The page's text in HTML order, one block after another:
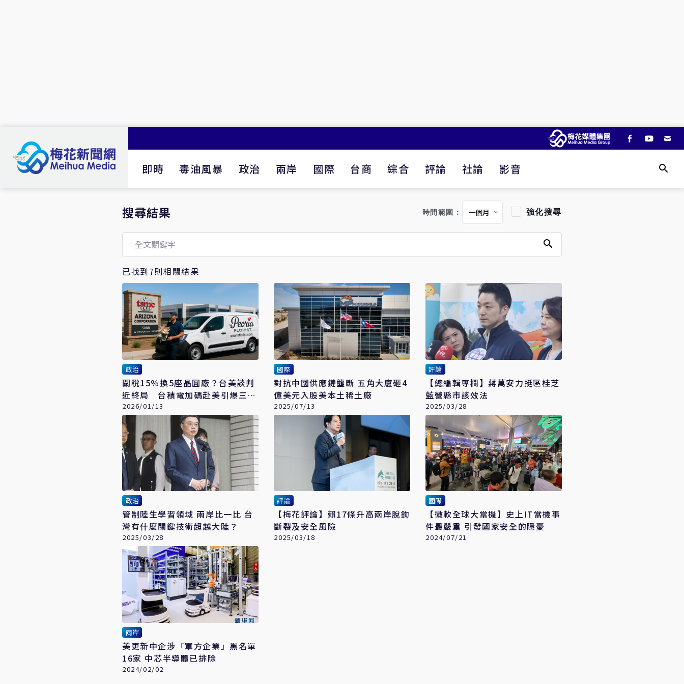
即時 毒油風暴 政治 兩岸 國際 台商 綜合 評論 社論 影音
搜尋結果 時間範圍： 強化搜尋
已找到7則相關結果
政治
關稅15％換5座晶圓廠？台美談判
近終局 台積電加碼赴美引爆三重
震盪
2026/01/13
國際
對抗中國供應鏈壟斷 五角大廈砸4
億美元入股美本土稀土廠
2025/07/13
評論
【總編輯專欄】蔣萬安力挺區桂芝
藍營縣市該效法
2025/03/28
政治
管制陸生學習領域 兩岸比一比 台
灣有什麼關鍵技術超越大陸？
2025/03/28
評論
【梅花評論】賴17條升高兩岸脫鉤
斷裂及安全風險
2025/03/18
國際
【微軟全球大當機】史上IT當機事
件最嚴重 引發國家安全的隱憂
2024/07/21
兩岸
美更新中企涉「軍方企業」黑名單
16家 中芯半導體已排除
2024/02/02